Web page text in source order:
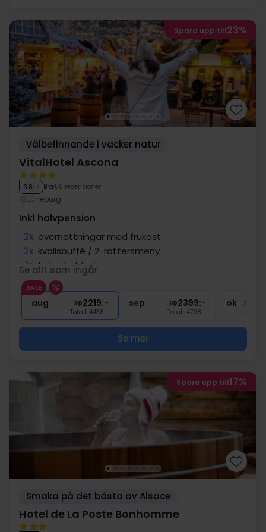
Spara upp till23%
Välbefinnande i vacker natur
VitalHotel Ascona
3.8/ 5 Bra 50 recensioner
Lüneburg
Inkl halvpension
2x övernattningar med frukost
2x kvällsbuffé / 2-rättersmeny
1x 1 glas bubbel
1x Wellnesskupong 5 EUR
1x Gratis cykellån
Se allt som ingår
SALE
aug pp2219:-
Totalt 4438:-
sep pp2399:-
Totalt 4798:-
okt
Se mer
Spara upp till17%
Smaka på det bästa av Alsace
Hotel de La Poste Bonhomme